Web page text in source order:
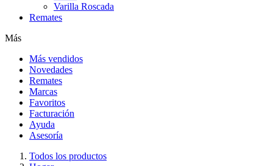
Varilla Roscada
Remates
Más
Más vendidos
Novedades
Remates
Marcas
Favoritos
Facturación
Ayuda
Asesoría
Todos los productos